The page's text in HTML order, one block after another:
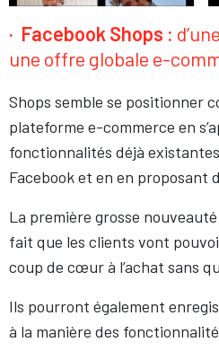
· Facebook Shops :
une offre globale e-
Shops semble se positionner
plateforme e-commerce en
fonctionnalités déjà existantes
Facebook et en en proposant
La première grosse
fait que les clients vont
coup de cœur à l’achat sans
Ils pourront également
à la manière des